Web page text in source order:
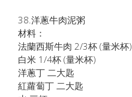
38.洋蔥牛肉泥粥
材料：
法蘭西斯牛肉 2/3杯 (量米杯)
白米 1/4杯 (量米杯)
洋蔥丁 二大匙
紅蘿蔔丁 二大匙